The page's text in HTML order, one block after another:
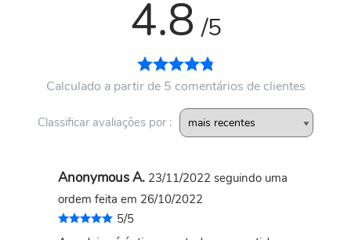
4.8 /5
Calculado a partir de 5 comentários de clientes
Classificar avaliações por :
Anonymous A. 23/11/2022 seguindo uma
ordem feita em 26/10/2022
5/5